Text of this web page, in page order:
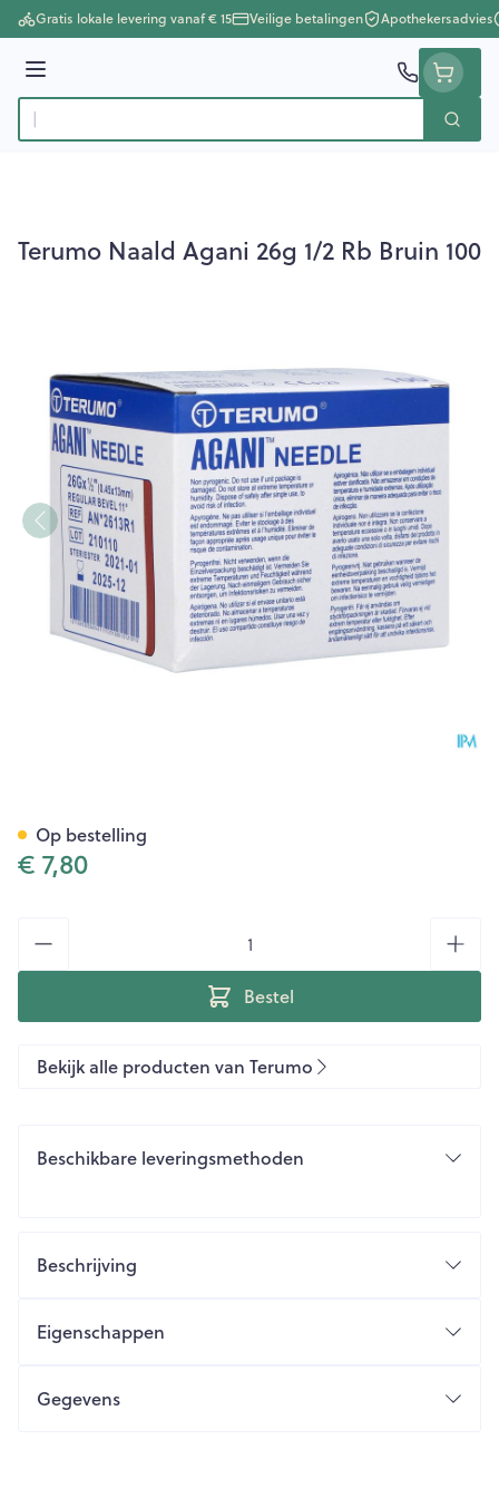
Ga naar de inhoud
Gratis lokale levering vanaf € 15 Veilige betalingen Apothekersadvies
Menu
Product, merk, categorie... Zoek
Terumo Naald Agani 26g 1/2 Rb Bruin 100
€ 7,80
Bestel
Op bestelling
Bekijk alle producten van Terumo
Beschikbare leveringsmethoden
Beschrijving
Eigenschappen
Gegevens